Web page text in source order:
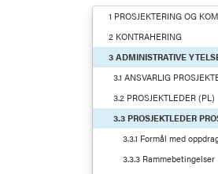
1 PROSJEKTERING OG
2 KONTRAHERING
3 ADMINISTRATIVE
3.1 ANSVARLIG
3.2 PROSJEKTLEDER (PL)
3.3 PROSJEKTLEDER
3.3.1 Formål med
3.3.3 Rammebetingelser